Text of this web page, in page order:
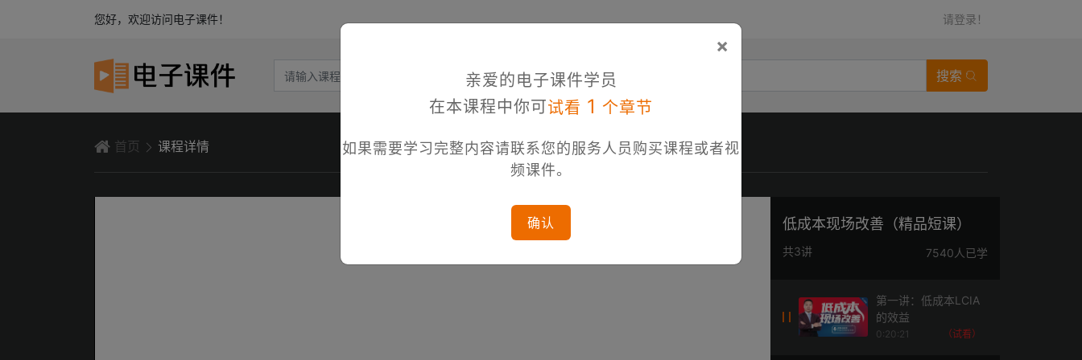
您好，欢迎访问电子课件！ 请登录！
搜索
首页 课程详情
低成本现场改善（精品短课）
共3讲 7540人已学
第一讲：低成本LCIA
的效益
0:20:21 （试看）
×
亲爱的电子课件学员
在本课程中你可试看 1 个章节
如果需要学习完整内容请联系您的服务人员购买课程或者视
频课件。
确认